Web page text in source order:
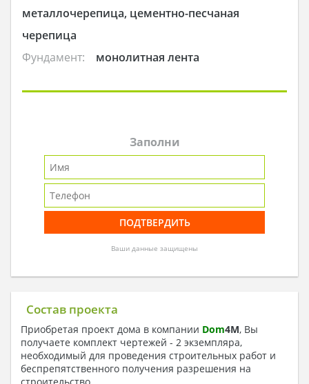
металлочерепица, цементно-песчаная
черепица
Фундамент:
монолитная лента
Заполни
Ваши данные защищены
Состав проекта
Приобретая проект дома в компании Dom4M, Вы
получаете комплект чертежей - 2 экземпляра,
необходимый для проведения строительных работ и
беспрепятственного получения разрешения на